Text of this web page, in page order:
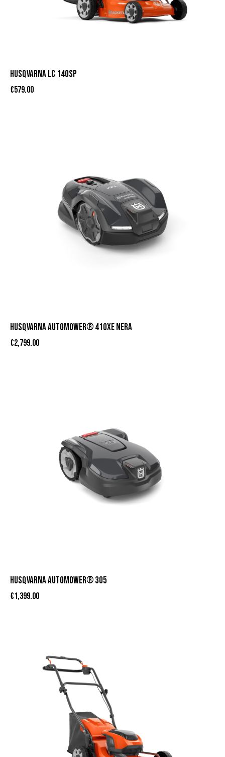
HUSQVARNA LC 140SP
€579.00
HUSQVARNA AUTOMOWER® 410XE NERA
€2,799.00
HUSQVARNA AUTOMOWER® 305
€1,399.00